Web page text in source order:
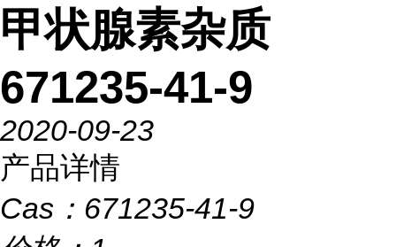
甲状腺素杂质
671235-41-9
2020-09-23
产品详情
Cas： 671235-41-9